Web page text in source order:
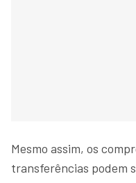
Mesmo assim, os
transferências podem